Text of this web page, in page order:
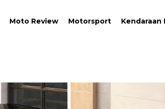
Moto Review Motorsport Kendaraan